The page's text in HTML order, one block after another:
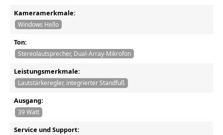
Kameramerkmale:
Windows Hello
Ton:
Stereolautsprecher, Dual-Array-Mikrofon
Leistungsmerkmale:
Lautstärkeregler, integrierter Standfuß
Ausgang:
39 Watt
Service und Support: